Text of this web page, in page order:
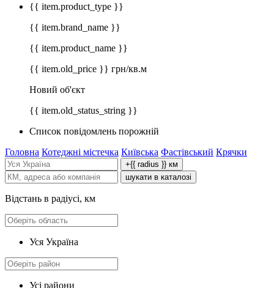
{{ item.product_type }}
{{ item.brand_name }}
{{ item.product_name }}
{{ item.old_price }} грн/кв.м
Новий об'єкт
{{ item.old_status_string }}
Список повідомлень порожній
Головна Котеджні містечка Київська Фастівський Крячки
+{{ radius }} км
шукати в каталозі
Відстань в радіусі, км
Уся Україна
Усі райони